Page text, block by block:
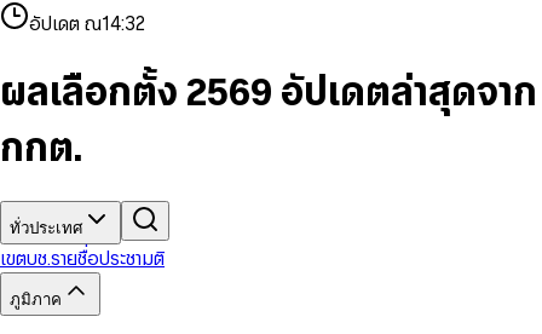
9 9
4
5
7
8
8
9
8
9
2
3
5
6
8
9
7
84
6
7
9
3
5
6
8
9
7
9
อัปเดต ณ14:32
ผลเลือกตั้ง 2569 อัปเดตล่าสุดจาก
กกต.
ทั่วประเทศ
เขตบช.รายชื่อประชามติ
ภูมิภาค